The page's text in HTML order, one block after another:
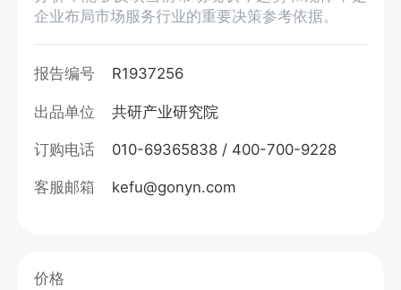
企业布局市场服务行业的重要决策参考依据。
报告编号 R1937256
出品单位 共研产业研究院
订购电话 010-69365838 / 400-700-9228
客服邮箱 kefu@gonyn.com
价格